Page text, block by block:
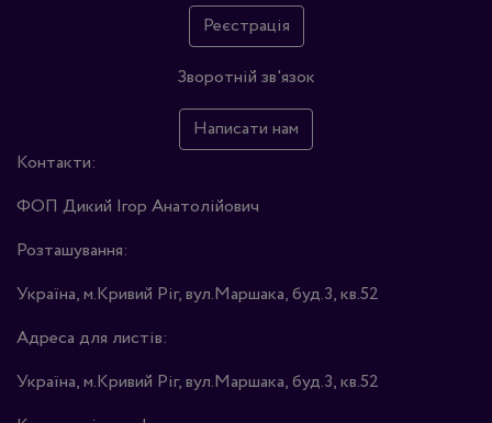
Реєстрація
Зворотній зв'язок
Написати нам
Контакти:
ФОП Дикий Ігор Анатолійович
Розташування:
Україна, м.Кривий Ріг, вул.Маршака, буд.3, кв.52
Адреса для листів:
Україна, м.Кривий Ріг, вул.Маршака, буд.3, кв.52